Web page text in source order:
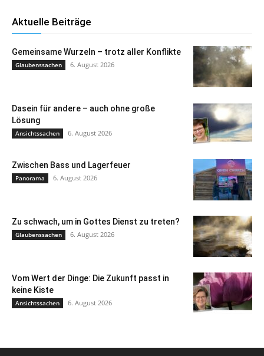
Aktuelle Beiträge
Gemeinsame Wurzeln – trotz aller Konflikte
Glaubenssachen 6. August 2026
Dasein für andere – auch ohne große
Lösung
Ansichtssachen 6. August 2026
Zwischen Bass und Lagerfeuer
Panorama 6. August 2026
Zu schwach, um in Gottes Dienst zu treten?
Glaubenssachen 6. August 2026
Vom Wert der Dinge: Die Zukunft passt in
keine Kiste
Ansichtssachen 6. August 2026